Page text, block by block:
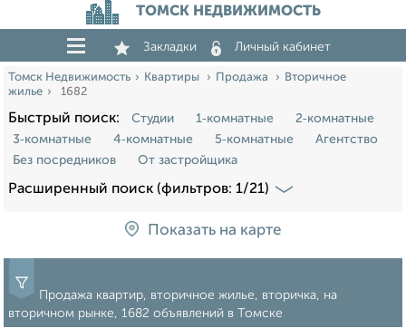
ТОМСК НЕДВИЖИМОСТЬ
Закладки Личный кабинет
Томск Недвижимость Квартиры Продажа
Вторичное
жилье
1682
Быстрый поиск: Студии 1‑комнатные
2‑комнатные
3‑комнатные
4‑комнатные 5‑комнатные
Агентство
Без посредников
От застройщика
Расширенный поиск (фильтров: 1/21)
Показать на карте
Продажа квартир, вторичное жилье, вторичка, на
вторичном рынке, 1682 объявлений в Томске